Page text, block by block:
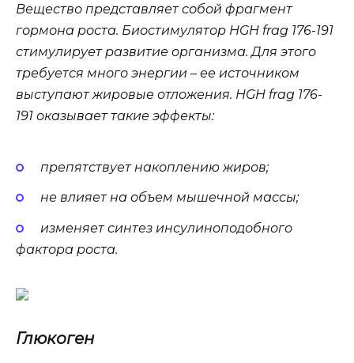
Вещество представляет собой фрагмент
гормона роста. Биостимулятор HGH frag 176-191
стимулирует развитие организма. Для этого
требуется много энергии – ее источником
выступают жировые отложения. HGH frag 176-
191 оказывает такие эффекты:
препятствует накоплению жиров;
не влияет на объем мышечной массы;
изменяет синтез инсулиноподобного
фактора роста.
Глюкоген